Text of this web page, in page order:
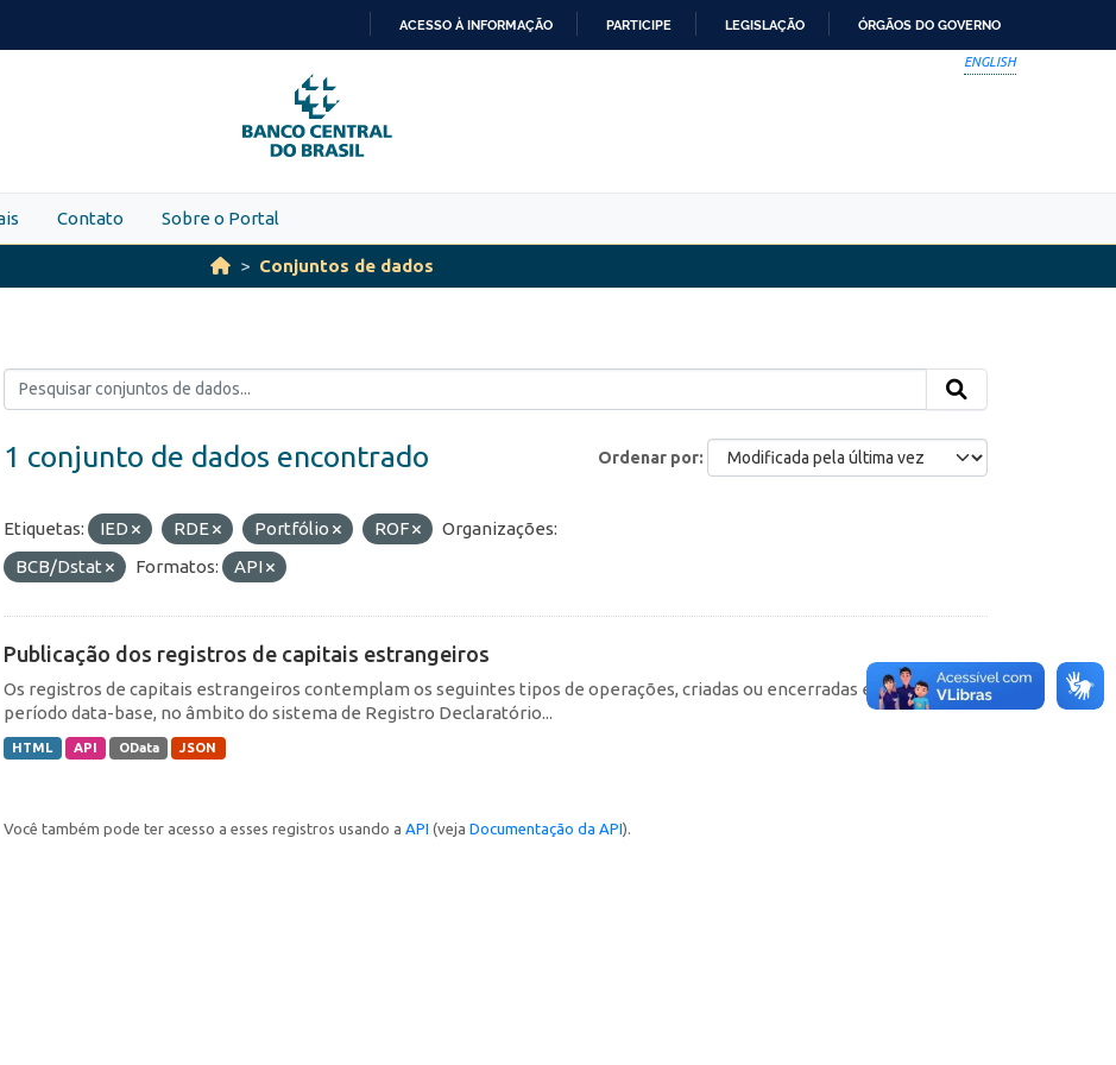
PARA
O
CONTEÚDO
ACESSO À INFORMAÇÃO PARTICIPE LEGISLAÇÃO ÓRGÃOS DO GOVERNO
ENGLISH
Contato Sobre o Portal
Conjuntos de dados
Ordenar por
1 conjunto de dados encontrado
Etiquetas: IED RDE Portfólio ROF
Organizações:
BCB/Dstat
Formatos: API
Publicação dos registros de capitais estrangeiros
Os registros de capitais estrangeiros contemplam os seguintes tipos de operações, criadas ou encerradas em cada
período data-base, no âmbito do sistema de Registro Declaratório...
HTML API OData JSON
Você também pode ter acesso a esses registros usando a API (veja Documentação da API).